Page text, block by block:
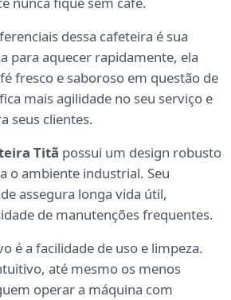
dessa cafeteira é sua
para aquecer rapidamente, ela
fresco e saboroso em questão de
mais agilidade no seu serviço e
seus clientes.
Titã possui um design robusto
o ambiente industrial. Seu
assegura longa vida útil,
de manutenções frequentes.
é a facilidade de uso e limpeza.
até mesmo os menos
operar a máquina com